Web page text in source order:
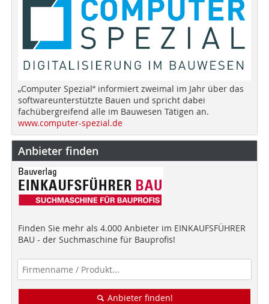
„Computer Spezial“ informiert zweimal im Jahr über das
softwareunterstützte Bauen und spricht dabei
fachübergreifend alle im Bauwesen Tätigen an.
www.computer-spezial.de
Anbieter finden
Finden Sie mehr als 4.000 Anbieter im EINKAUFSFÜHRER
BAU - der Suchmaschine für Bauprofis!
Anbieter finden!